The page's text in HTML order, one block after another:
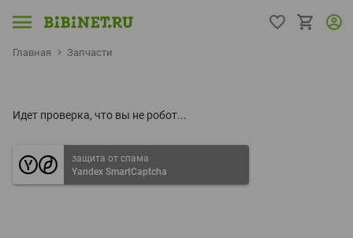
Главная Запчасти
Идет проверка, что вы не робот...
защита от спама
Yandex SmartCaptcha